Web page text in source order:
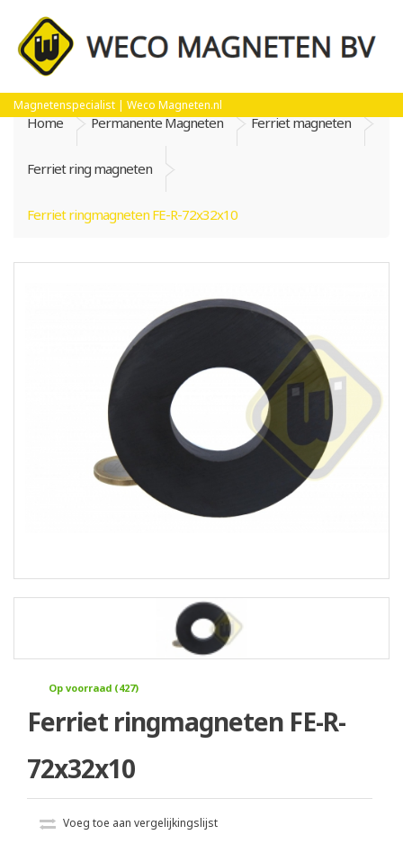
Magnetenspecialist | Weco Magneten.nl
Home Permanente Magneten Ferriet magneten
Ferriet ring magneten
Ferriet ringmagneten FE-R-72x32x10
Op voorraad (427)
Ferriet ringmagneten FE-R-
72x32x10
Voeg toe aan vergelijkingslijst